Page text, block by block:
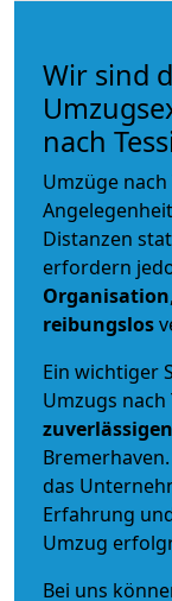
Wir sind
nach
Umzüge
Distanzen
erfordern
Organisation
reibungslos
Ein wichtiger
Umzugs nach
zuverlässigen
das
Erfahrung
Umzug
Bei uns